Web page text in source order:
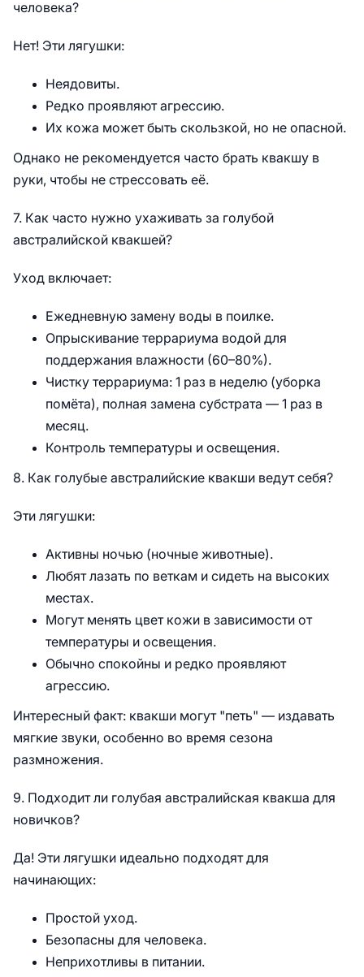
человека?
Нет! Эти лягушки:
Неядовиты.
Редко проявляют агрессию.
Их кожа может быть скользкой, но не опасной.
Однако не рекомендуется часто брать квакшу в
руки, чтобы не стрессовать её.
7. Как часто нужно ухаживать за голубой
австралийской квакшей?
Уход включает:
Ежедневную замену воды в поилке.
Опрыскивание террариума водой для
поддержания влажности (60–80%).
Чистку террариума: 1 раз в неделю (уборка
помёта), полная замена субстрата — 1 раз в
месяц.
Контроль температуры и освещения.
8. Как голубые австралийские квакши ведут себя?
Эти лягушки:
Активны ночью (ночные животные).
Любят лазать по веткам и сидеть на высоких
местах.
Могут менять цвет кожи в зависимости от
температуры и освещения.
Обычно спокойны и редко проявляют
агрессию.
Интересный факт: квакши могут "петь" — издавать
мягкие звуки, особенно во время сезона
размножения.
9. Подходит ли голубая австралийская квакша для
новичков?
Да! Эти лягушки идеально подходят для
начинающих:
Простой уход.
Безопасны для человека.
Неприхотливы в питании.